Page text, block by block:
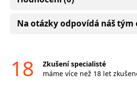
Na otázky odpovídá náš
18
Zkušení specialisté
máme více než 18 let